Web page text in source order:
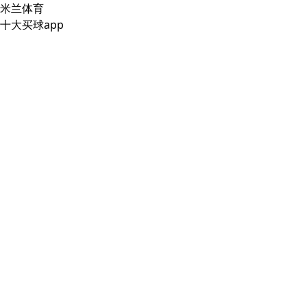
米兰体育
十大买球app